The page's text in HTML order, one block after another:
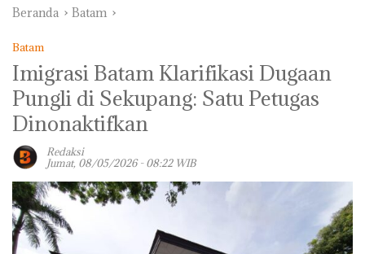
Beranda Batam
Batam
Imigrasi Batam Klarifikasi Dugaan
Pungli di Sekupang: Satu Petugas
Dinonaktifkan
Redaksi
Jumat, 08/05/2026 - 08:22 WIB